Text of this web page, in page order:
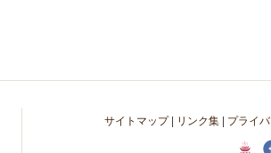
サイトマップ| リンク集 プライ